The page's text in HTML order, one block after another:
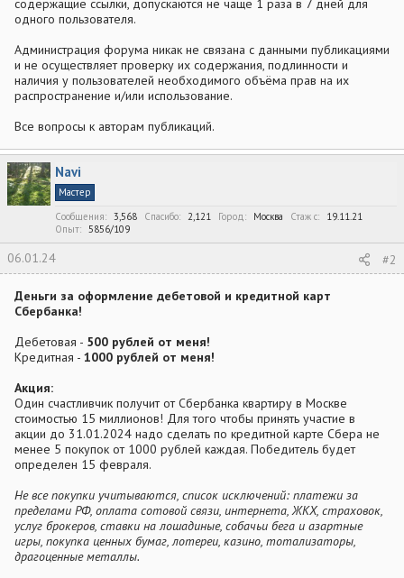
содержащие ссылки, допускаются не чаще 1 раза в 7 дней для
одного пользователя.
Администрация форума никак не связана с данными публикациями
и не осуществляет проверку их содержания, подлинности и
наличия у пользователей необходимого объёма прав на их
распространение и/или использование.
Все вопросы к авторам публикаций.
Navi
Мастер
Сообщения
3,568 Спасибо 2,121 Город Москва Стаж c
19.11.21
Опыт
5856/109
06.01.24 #2
Деньги за оформление дебетовой и кредитной карт
Сбербанка!
Дебетовая - 500 рублей от меня!
Кредитная - 1000 рублей от меня!
Акция:
Один счастливчик получит от Сбербанка квартиру в Москве
стоимостью 15 миллионов! Для того чтобы принять участие в
акции до 31.01.2024 надо сделать по кредитной карте Сбера не
менее 5 покупок от 1000 рублей каждая. Победитель будет
определен 15 февраля.
Не все покупки учитываются, список исключений: платежи за
пределами РФ, оплата сотовой связи, интернета, ЖКХ, страховок,
услуг брокеров, ставки на лошадиные, собачьи бега и азартные
игры, покупка ценных бумаг, лотереи, казино, тотализаторы,
драгоценные металлы.